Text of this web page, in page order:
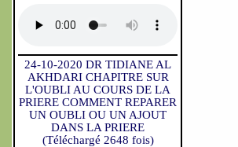
24-10-2020 DR TIDIANE AL
AKHDARI CHAPITRE SUR
L'OUBLI AU COURS DE LA
PRIERE COMMENT REPARER
UN OUBLI OU UN AJOUT
DANS LA PRIERE
(Téléchargé 2648 fois)